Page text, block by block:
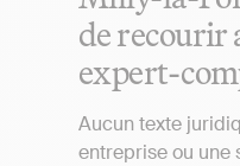
de recourir
expert-
Aucun texte
entreprise ou une